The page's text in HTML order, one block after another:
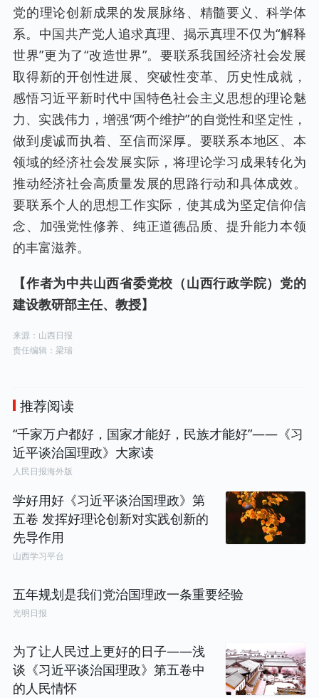
党的理论创新成果的发展脉络、精髓要义、科学体
系。中国共产党人追求真理、揭示真理不仅为“解释
世界”更为了“改造世界”。要联系我国经济社会发展
取得新的开创性进展、突破性变革、历史性成就，
感悟习近平新时代中国特色社会主义思想的理论魅
力、实践伟力，增强“两个维护”的自觉性和坚定性，
做到虔诚而执着、至信而深厚。要联系本地区、本
领域的经济社会发展实际，将理论学习成果转化为
推动经济社会高质量发展的思路行动和具体成效。
要联系个人的思想工作实际，使其成为坚定信仰信
念、加强党性修养、纯正道德品质、提升能力本领
的丰富滋养。
【作者为中共山西省委党校（山西行政学院） 党的
建设教研部主任、教授】
来源：山西日报
责任编辑：梁瑞
推荐阅读
“千家万户都好，国家才能好，民族才能好”——《习
近平谈治国理政》大家读
人民日报海外版
学好用好《习近平谈治国理政》第
五卷 发挥好理论创新对实践创新的
先导作用
山西学习平台
五年规划是我们党治国理政一条重要经验
光明日报
为了让人民过上更好的日子——浅
谈《习近平谈治国理政》第五卷中
的人民情怀